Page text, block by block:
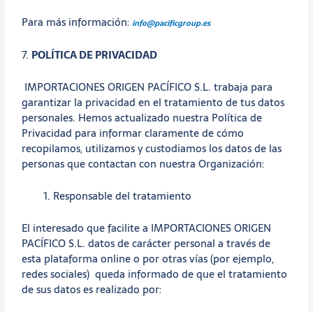
Para más información: info@pacificgroup.es
7. POLÍTICA DE PRIVACIDAD
IMPORTACIONES ORIGEN PACÍFICO S.L. trabaja para
garantizar la privacidad en el tratamiento de tus datos
personales. Hemos actualizado nuestra Política de
Privacidad para informar claramente de cómo
recopilamos, utilizamos y custodiamos los datos de las
personas que contactan con nuestra Organización:
Responsable del tratamiento
El interesado que facilite a IMPORTACIONES ORIGEN
PACÍFICO S.L. datos de carácter personal a través de
esta plataforma online o por otras vías (por ejemplo,
redes sociales) queda informado de que el tratamiento
de sus datos es realizado por: